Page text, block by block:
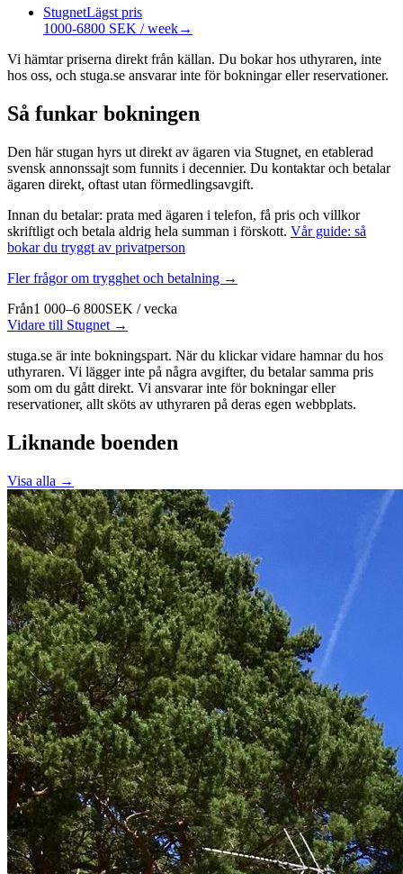
StugnetLägst pris
1000-6800 SEK / week→
Vi hämtar priserna direkt från källan. Du bokar hos uthyraren, inte
hos oss, och stuga.se ansvarar inte för bokningar eller reservationer.
Så funkar bokningen
Den här stugan hyrs ut direkt av ägaren via Stugnet, en etablerad
svensk annonssajt som funnits i decennier. Du kontaktar och betalar
ägaren direkt, oftast utan förmedlingsavgift.
Innan du betalar: prata med ägaren i telefon, få pris och villkor
skriftligt och betala aldrig hela summan i förskott. Vår guide: så
bokar du tryggt av privatperson
Fler frågor om trygghet och betalning →
Från1 000–6 800SEK /vecka
Vidare till Stugnet →
stuga.se är inte bokningspart. När du klickar vidare hamnar du hos
uthyraren. Vi lägger inte på några avgifter, du betalar samma pris
som om du gått direkt. Vi ansvarar inte för bokningar eller
reservationer, allt sköts av uthyraren på deras egen webbplats.
Liknande boenden
Visa alla →